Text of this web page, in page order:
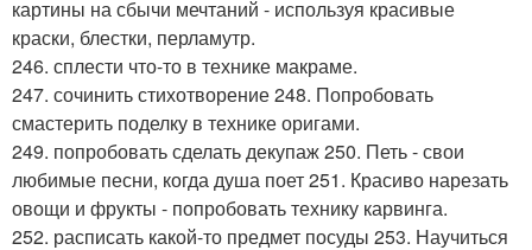
картины на сбычи мечтаний - используя красивые
краски, блестки, перламутр.
246. сплести что-то в технике макраме.
247. сочинить стихотворение 248. Попробовать
смастерить поделку в технике оригами.
249. попробовать сделать декупаж 250. Петь - свои
любимые песни, когда душа поет 251. Красиво нарезать
овощи и фрукты - попробовать технику карвинга.
252. расписать какой-то предмет посуды 253. Научиться